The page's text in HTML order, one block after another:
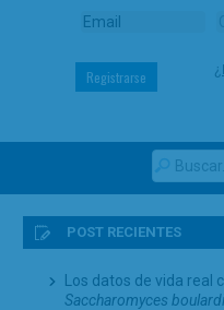
Registrarse
POST RECIENTES
Los datos de vida
Saccharomyces